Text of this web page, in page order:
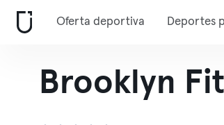
Oferta deportiva Deportes
Brooklyn